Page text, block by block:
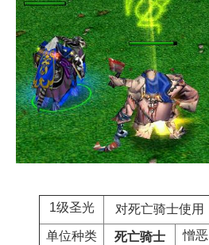
1级圣光 对死亡骑士使用
单位种类 死亡骑士 憎恶